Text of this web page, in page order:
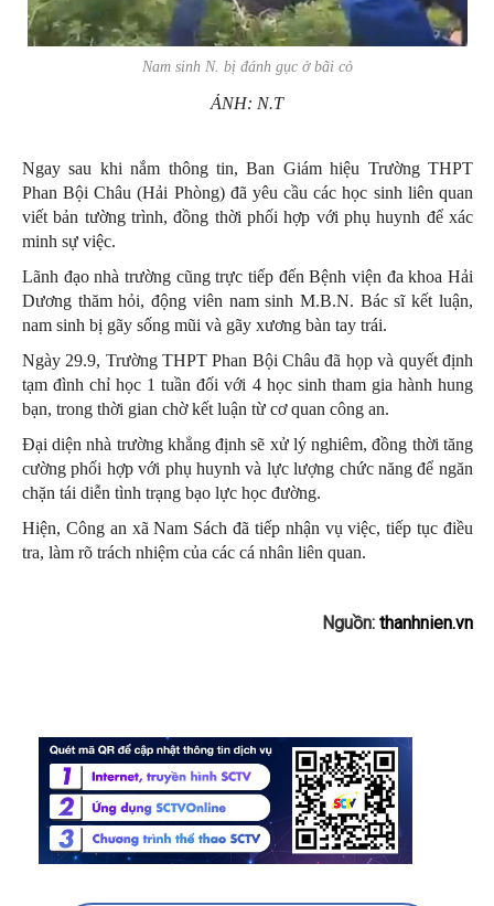
Nam sinh N. bị đánh gục ở bãi cỏ
ẢNH: N.T
Ngay sau khi nắm thông tin, Ban Giám hiệu Trường THPT
Phan Bội Châu (Hải Phòng) đã yêu cầu các học sinh liên quan
viết bản tường trình, đồng thời phối hợp với phụ huynh để xác
minh sự việc.
Lãnh đạo nhà trường cũng trực tiếp đến Bệnh viện đa khoa Hải
Dương thăm hỏi, động viên nam sinh M.B.N. Bác sĩ kết luận,
nam sinh bị gãy sống mũi và gãy xương bàn tay trái.
Ngày 29.9, Trường THPT Phan Bội Châu đã họp và quyết định
tạm đình chỉ học 1 tuần đối với 4 học sinh tham gia hành hung
bạn, trong thời gian chờ kết luận từ cơ quan công an.
Đại diện nhà trường khẳng định sẽ xử lý nghiêm, đồng thời tăng
cường phối hợp với phụ huynh và lực lượng chức năng để ngăn
chặn tái diễn tình trạng bạo lực học đường.
Hiện, Công an xã Nam Sách đã tiếp nhận vụ việc, tiếp tục điều
tra, làm rõ trách nhiệm của các cá nhân liên quan.
Nguồn: thanhnien.vn